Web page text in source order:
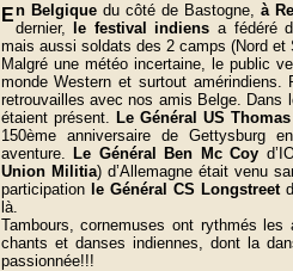
En Belgique du côté de Bastogne, à
dernier,
le festival indiens a fédéré
mais aussi soldats des 2 camps (Nord et
Malgré une météo incertaine, le public
monde Western et surtout
retrouvailles avec nos amis Belge. Dans
étaient présent. Le Général US Thomas
150ème anniversaire de Gettysburg
aventure. Le Général Ben Mc Coy
Union Militia) d’Allemagne était venu
participation le Général CS Longstreet
là.
Tambours, cornemuses ont rythmés
chants et danses indiennes, dont la
passionnée!!!